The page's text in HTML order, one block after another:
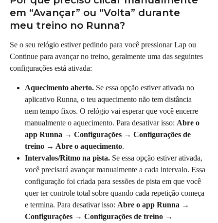
em “Avançar” ou “Volta” durante
meu treino no Runna?
Se o seu relógio estiver pedindo para você pressionar Lap ou
Continue para avançar no treino, geralmente uma das seguintes
configurações está ativada:
Aquecimento aberto. Se essa opção estiver ativada no
aplicativo Runna, o teu aquecimento não tem distância
nem tempo fixos. O relógio vai esperar que você encerre
manualmente o aquecimento. Para desativar isso: Abre o
app Runna → Configurações → Configurações de
treino → Abre o aquecimento.
Intervalos/Ritmo na pista. Se essa opção estiver ativada,
você precisará avançar manualmente a cada intervalo. Essa
configuração foi criada para sessões de pista em que você
quer ter controle total sobre quando cada repetição começa
e termina. Para desativar isso: Abre o app Runna →
Configurações → Configurações de treino →